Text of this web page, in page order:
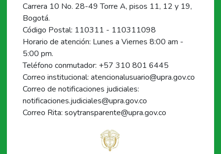
Carrera 10 No. 28-49 Torre A, pisos 11, 12 y 19,
Bogotá.
Código Postal: 110311 - 110311098
Horario de atención: Lunes a Viernes 8:00 am -
5:00 pm.
Teléfono conmutador: +57 310 801 6445
Correo institucional: atencionalusuario@upra.gov.co
Correo de notificaciones judiciales:
notificaciones.judiciales@upra.gov.co
Correo Rita: soytransparente@upra.gov.co